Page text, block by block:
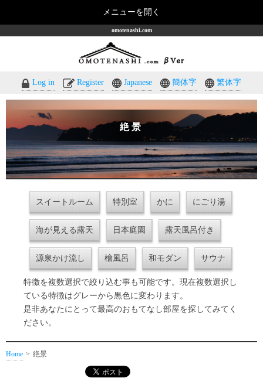
omotenashi.com
Log in Register Japanese 簡体字 繁体字
絶景
スイートルーム 特別室 かに にごり湯
海が見える露天 日本庭園 露天風呂付き
源泉かけ流し 檜風呂 和モダン サウナ
特徴を複数選択で絞り込む事も可能です。現在複数選択し
ている特徴はグレーから黒色に変わります。
是非あなたにとって最高のおもてなし部屋を探してみてく
ださい。
Home 絶景
メニューを開く